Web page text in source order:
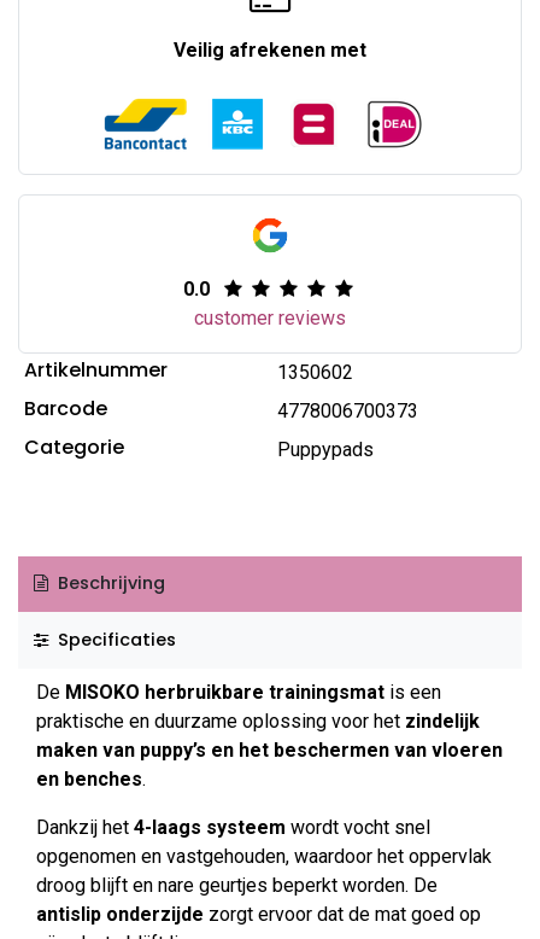
Veilig afrekenen met
0.0
customer reviews
Artikelnummer 1350602
Barcode 4778006700373
Categorie Puppypads
Beschrijving
Specificaties
De MISOKO herbruikbare trainingsmat is een
praktische en duurzame oplossing voor het zindelijk
maken van puppy’s en het beschermen van vloeren
en benches.
Dankzij het 4-laags systeem wordt vocht snel
opgenomen en vastgehouden, waardoor het oppervlak
droog blijft en nare geurtjes beperkt worden. De
antislip onderzijde zorgt ervoor dat de mat goed op